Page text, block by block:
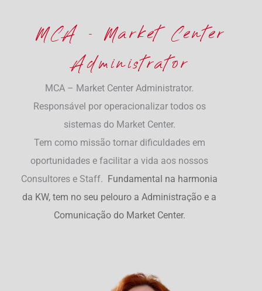
MCA - Market Center
Administrator
MCA – Market Center Administrator.
Responsável por operacionalizar todos os
sistemas do Market Center.
Tem como missão tornar dificuldades em
oportunidades e facilitar a vida aos nossos
Consultores e Staff. Fundamental na harmonia
da KW, tem no seu pelouro a Administração e a
Comunicação do Market Center.